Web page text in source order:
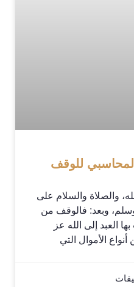
للوقف
والصلاة والسلام على
وبعد: فالوقف من
العبد إلى الله عز
الأموال التي